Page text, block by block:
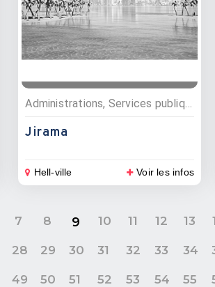
Administrations, Services publiques
Jirama
Hell-ville Voir les infos
7 8 9 10 11 12 13
28 29 30 31 32 33 34
49 50 51 52 53 54 55